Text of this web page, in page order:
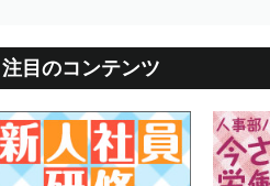
注目のコンテンツ